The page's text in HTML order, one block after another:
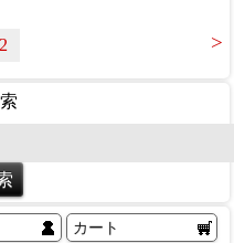
>
2
カート